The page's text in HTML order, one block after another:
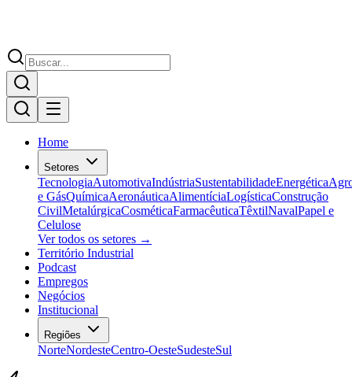
Home
Setores
TecnologiaAutomotivaIndústriaSustentabilidadeEnergética
e GásQuímicaAeronáuticaAlimentíciaLogísticaConstrução
CivilMetalúrgicaCosméticaFarmacêuticaTêxtilNavalPapel e
Celulose
Ver todos os setores →
Território Industrial
Podcast
Empregos
Negócios
Institucional
Regiões
NorteNordesteCentro-OesteSudesteSul